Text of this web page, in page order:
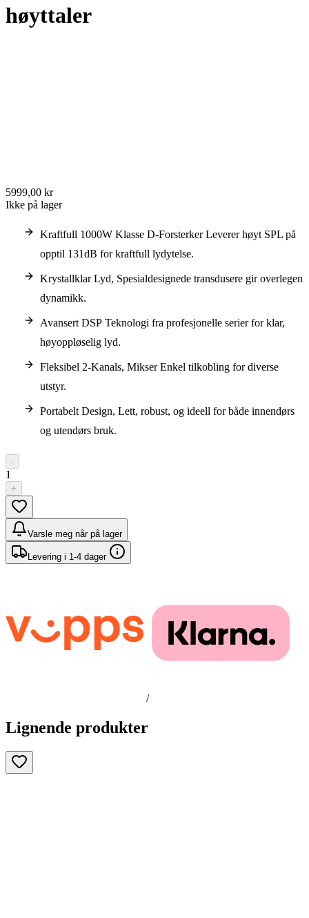
høyttaler
5999,00 kr
Ikke på lager
Kraftfull 1000W Klasse D-Forsterker Leverer høyt SPL på
opptil 131dB for kraftfull lydytelse.
Krystallklar Lyd, Spesialdesignede transdusere gir overlegen
dynamikk.
Avansert DSP Teknologi fra profesjonelle serier for klar,
høyoppløselig lyd.
Fleksibel 2-Kanals, Mikser Enkel tilkobling for diverse
utstyr.
Portabelt Design, Lett, robust, og ideell for både innendørs
og utendørs bruk.
-
1
+
Varsle meg når på lager
Levering i 1-4 dager
/
Lignende produkter